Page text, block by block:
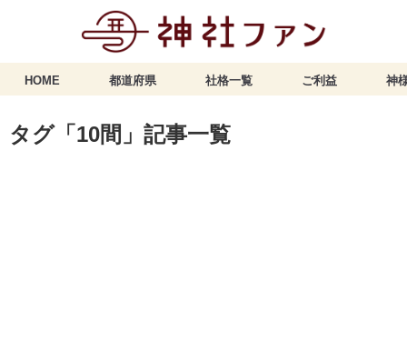
HOME 都道府県 社格一覧 ご利益 神
タグ「10間」記事一覧